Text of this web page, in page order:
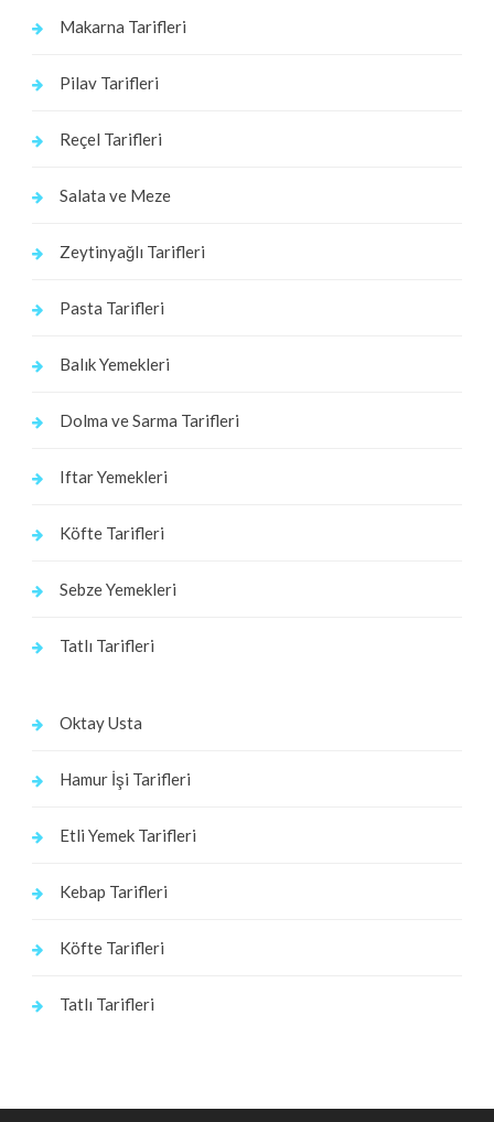
Makarna Tarifleri
Pilav Tarifleri
Reçel Tarifleri
Salata ve Meze
Zeytinyağlı Tarifleri
Pasta Tarifleri
Balık Yemekleri
Dolma ve Sarma Tarifleri
Iftar Yemekleri
Köfte Tarifleri
Sebze Yemekleri
Tatlı Tarifleri
Oktay Usta
Hamur İşi Tarifleri
Etli Yemek Tarifleri
Kebap Tarifleri
Köfte Tarifleri
Tatlı Tarifleri